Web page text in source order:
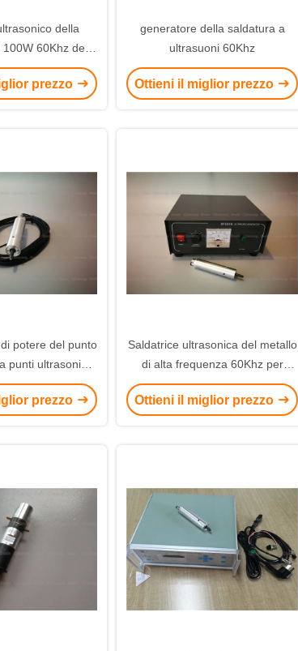
della
60Khz dei
ha saldato ad uno
plastica
prezzo
generatore della saldatura a
ultrasuoni 60Khz
Ottieni il miglior prezzo
potere del punto
punti ultrasonico
sistema di
di Digital
prezzo
Saldatrice ultrasonica del metallo
di alta frequenza 60Khz per
produzione della carta di identità
Ottieni il miglior prezzo